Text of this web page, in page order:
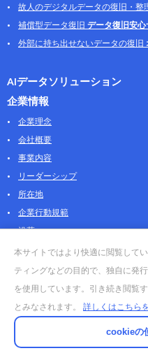
故人のデジタルデータの復旧・整
補償型データ復旧 データ復旧安
外部に持ち出せないデータの復旧
AIデータソリューション
企業情報
企業理念
会社概要
事業内容
リーダーシップ
所在地
企業行動規範
沿革
採用情報
パートナー
お問合せ・販売
法人お問合せについて
AOSストア
本サイトではより快適に閲覧して
ティングなどの目的で、独自に発
を使用しています。引き続き閲覧
とみなされます。 詳しくはこちら
cookieの